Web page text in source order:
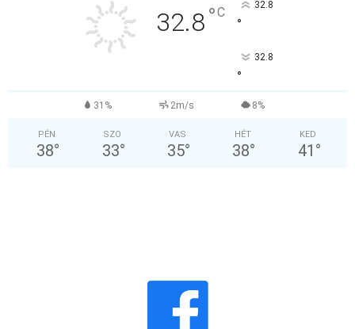
32.8°C 32.8
°
32.8
°
31% 2m/s 8%
PÉN
38°
SZO
33°
VAS
35°
HÉT
38°
KED
41 °